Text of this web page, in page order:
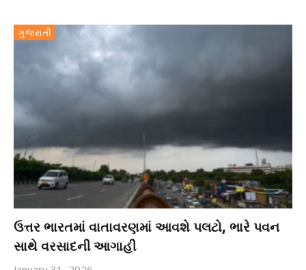
ગુજરાતી
ઉત્તર ભારતમાં વાતાવરણમાં આવશે પલટો, ભારે પવન
સાથે વરસાદની આગાહી